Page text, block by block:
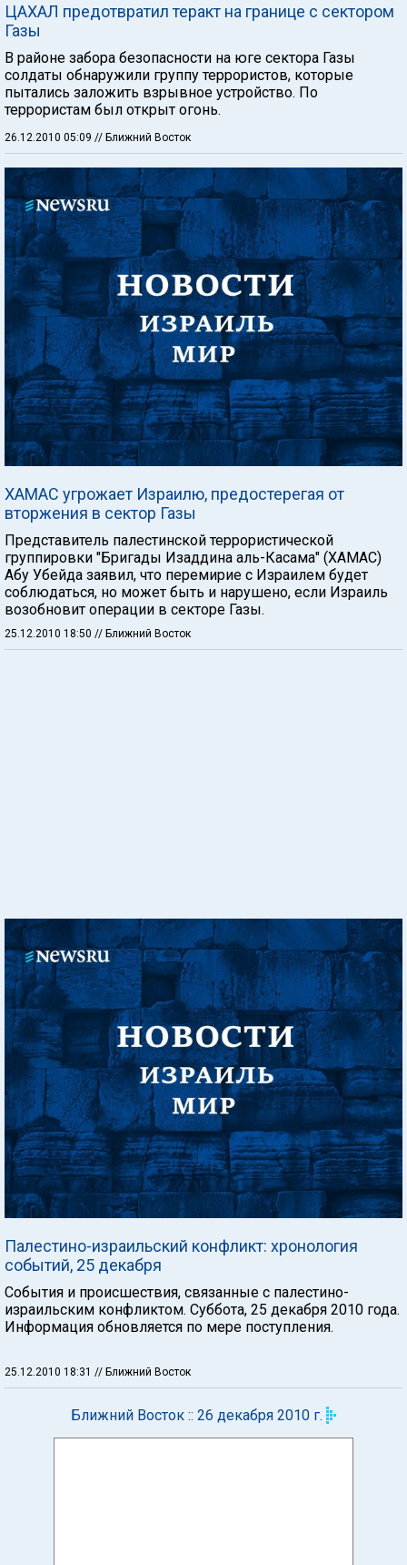
ЦАХАЛ предотвратил теракт на границе с сектором
Газы
В районе забора безопасности на юге сектора Газы
солдаты обнаружили группу террористов, которые
пытались заложить взрывное устройство. По
террористам был открыт огонь.
26.12.2010 05:09 // Ближний Восток
ХАМАС угрожает Израилю, предостерегая от
вторжения в сектор Газы
Представитель палестинской террористической
группировки "Бригады Изаддина аль-Касама" (ХАМАС)
Абу Убейда заявил, что перемирие с Израилем будет
соблюдаться, но может быть и нарушено, если Израиль
возобновит операции в секторе Газы.
25.12.2010 18:50 // Ближний Восток
Палестино-израильский конфликт: хронология
событий, 25 декабря
События и происшествия, связанные с палестино-
израильским конфликтом. Суббота, 25 декабря 2010 года.
Информация обновляется по мере поступления.
25.12.2010 18:31 // Ближний Восток
Ближний Восток :: 26 декабря 2010 г.